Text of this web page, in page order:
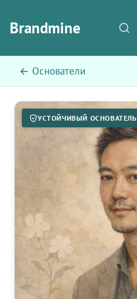
Brandmine
← Основатели
УСТОЙЧИВЫЙ ОСНОВАТЕЛЬ